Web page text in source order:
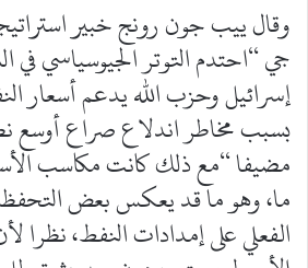
وقال ييب جون رونج خبير
جي “احتدم التوتر الجيوسياسي في
إسرائيل وحزب الله يدعم أسعار
بسبب مخاطر اندلاع صراع أوسع
مضيفا “مع ذلك كانت مكاسب
ما، وهو ما قد يعكس بعض
الفعلي على إمدادات النفط، نظرا